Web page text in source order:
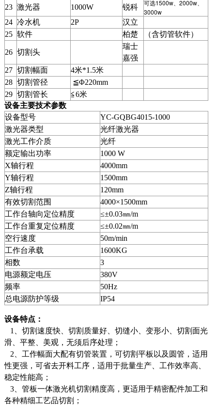
23 激光器 1000W 锐科
可选1500w、2000w、
3000w
24 冷水机 2P
汉立
25 软件 柏楚 （含切管软件）
26 切割头
瑞士
嘉强
27 切割幅面
4米*1.5米
28 切割管径
≦Φ220mm
29 切割管长
≦6米
设备主要技术参数
设备型号
YC-GQBG4015-1000
激光器类型
光纤激光器
激光工作介质
光纤
额定输出功率
1000 W
X轴行程
4000mm
Y轴行程
1500mm
Z轴行程
120mm
有效切割范围
4000×1500mm
工作台轴向定位精度
≤±0.03㎜/m
工作台重复定位精度
≤±0.02㎜/m
空行速度
50m/min
工作台承载
1600KG
相数
3
电源额定电压
380V
频率
50Hz
总电源防护等级
IP54
设备特点：
1、切割速度快、切割质量好、切缝小、变形小、切割面光
滑、平整、美观，无须后序处理；
2、工作幅面大配有切管装置，可切割平板以及圆管，适用
性更强，可省去开料工序，适用于批量生产、工作效率高、
稳定性能高；
3、管板一体激光机切割精度高，更适用于精密配件加工和
各种精细工艺品切割；